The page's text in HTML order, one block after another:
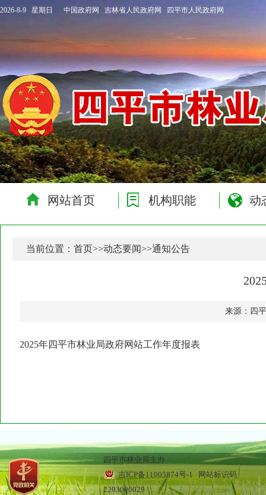
2026-8-9 星期日 中国政府网 吉林省人民政府网 四平市人民政府网
网站首页 机构职能 动
当前位置：首页>>动态要闻>>通知公告
来源：四
2025年四平市林业局政府网站工作年度报表
四平市林业局主办
吉ICP备11005874号-1 网站标识码
2203000029